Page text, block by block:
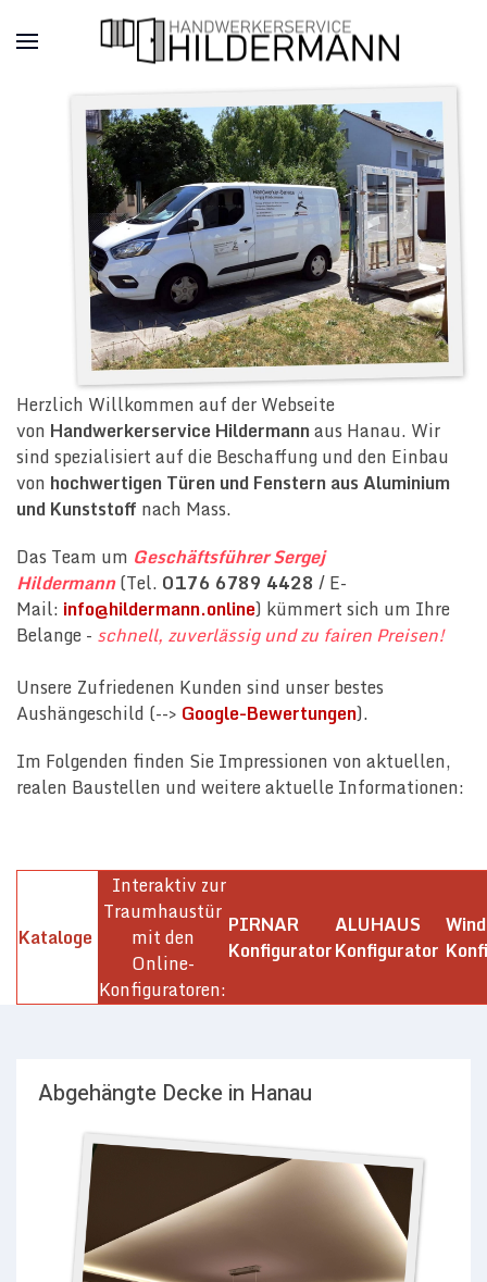
Herzlich Willkommen auf der Webseite
von Handwerkerservice Hildermannaus Hanau. Wir
sind spezialisiert auf die Beschaffung und den Einbau
von hochwertigen Türen und Fenstern aus Aluminium
und Kunststoff nach Mass.
Das Team um Geschäftsführer Sergej
Hildermann(Tel. 0176 6789 4428 / E-
Mail: info@hildermann.online) kümmert sich um Ihre
Belange - schnell, zuverlässig und zu fairen Preisen!
Unsere Zufriedenen Kunden sind unser bestes
Aushängeschild (--> Google-Bewertungen).
Im Folgenden finden Sie Impressionen von aktuellen,
realen Baustellen und weitere aktuelle Informationen:
Kataloge
Interaktiv zur
Traumhaustür
mit den
Online-
Konfiguratoren:
PIRNAR
Konfigurator
ALUHAUS
Konfigurator
Abgehängte Decke in Hanau